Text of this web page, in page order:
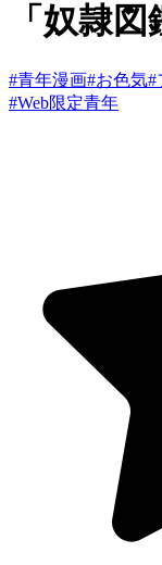
「奴隷図
#青年漫画#お色気#
#Web限定青年